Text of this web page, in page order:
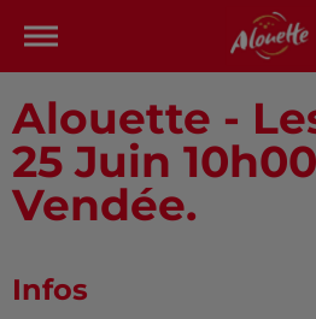
Alouette -
25 Juin
Vendée.
Infos